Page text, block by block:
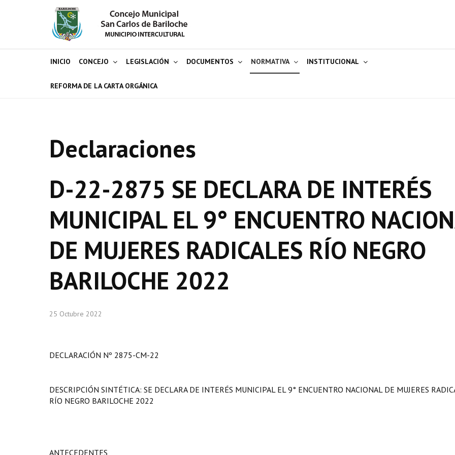
INICIO CONCEJO LEGISLACIÓN DOCUMENTOS NORMATIVA INSTITUCIONAL
REFORMA DE LA CARTA ORGÁNICA
Declaraciones
D-22-2875 SE DECLARA DE INTERÉS
MUNICIPAL EL 9° ENCUENTRO
DE MUJERES RADICALES RÍO NEGRO
BARILOCHE 2022
25 Octubre 2022
DECLARACIÓN Nº 2875-CM-22
DESCRIPCIÓN SINTÉTICA: SE DECLARA DE INTERÉS MUNICIPAL EL 9° ENCUENTRO NACIONAL DE MUJERES
RÍO NEGRO BARILOCHE 2022
ANTECEDENTES